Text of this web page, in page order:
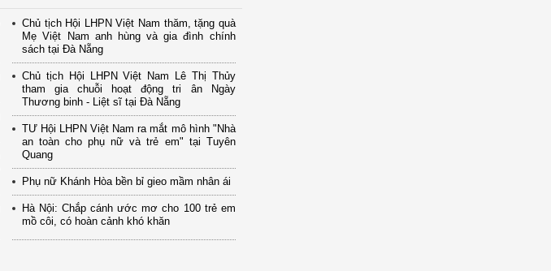
Chủ tịch Hội LHPN Việt Nam thăm, tặng quà
Mẹ Việt Nam anh hùng và gia đình chính
sách tại Đà Nẵng
Chủ tịch Hội LHPN Việt Nam Lê Thị Thủy
tham gia chuỗi hoạt động tri ân Ngày
Thương binh - Liệt sĩ tại Đà Nẵng
TƯ Hội LHPN Việt Nam ra mắt mô hình "Nhà
an toàn cho phụ nữ và trẻ em" tại Tuyên
Quang
Phụ nữ Khánh Hòa bền bỉ gieo mầm nhân ái
Hà Nội: Chắp cánh ước mơ cho 100 trẻ em
mồ côi, có hoàn cảnh khó khăn